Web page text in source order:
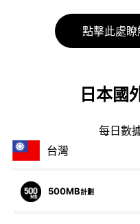
點擊此處瞭
日本國
每日數
台灣
500MB計劃